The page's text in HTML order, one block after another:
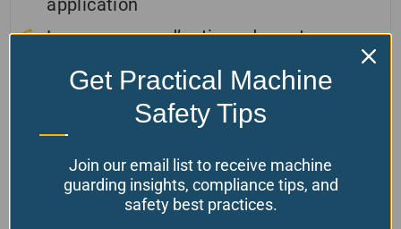
Large gamme d’options de portes
Get Practical Machine
Safety Tips
Join our email list to receive machine
guarding insights, compliance tips, and
safety best practices.